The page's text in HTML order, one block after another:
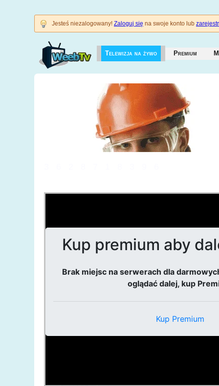
Jesteś niezalogowany! Zaloguj się na swoje konto lub
Telewizja na żywo Premium